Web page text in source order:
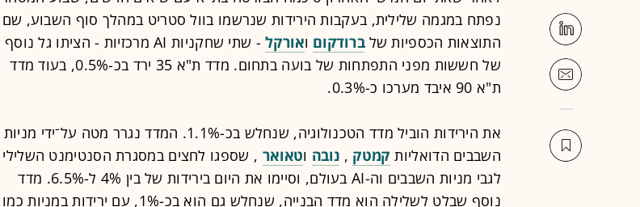
נפתח במגמה שלילית, בעקבות הירידות שנרשמו בוול סטריט במהלך סוף השבוע, שם
התוצאות הכספיות שלברודקום ואורקל - שתי שחקניות AIמרכזיות - הציתו גל נוסף
של חששות מפני התפתחות של בועה בתחום. מדד ת"א 35 ירד בכ-0.5%, בעוד מדד
ת"א 90 איבד מערכו כ-0.3%.
את הירידות הוביל מדד הטכנולוגיה, שנחלש בכ-1.1%. המדד נגרר מטה על־ידי מניות
השבבים הדואליות קמטק , נובה וטאואר , שספגו לחצים במסגרת הסנטימנט השלילי
לגבי מניות השבבים וה-AI
בעולם, וסיימו את היום בירידות של בין 4% ל-6.5%. מדד
נוסף שבלט לשלילה הוא מדד הבנייה, שנחלש גם הוא בכ-1%, עם ירידות במניות כמו